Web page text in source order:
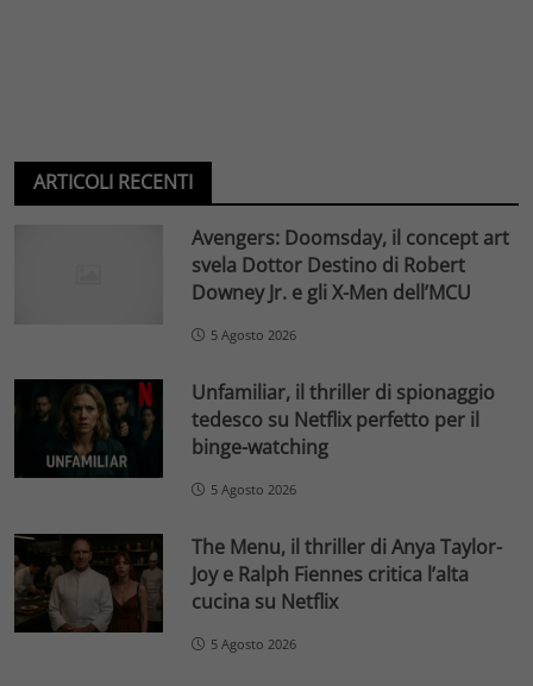
ARTICOLI RECENTI
Avengers: Doomsday, il concept art
svela Dottor Destino di Robert
Downey Jr. e gli X-Men dell’MCU
5 Agosto 2026
Unfamiliar, il thriller di spionaggio
tedesco su Netflix perfetto per il
binge-watching
5 Agosto 2026
The Menu, il thriller di Anya Taylor-
Joy e Ralph Fiennes critica l’alta
cucina su Netflix
5 Agosto 2026